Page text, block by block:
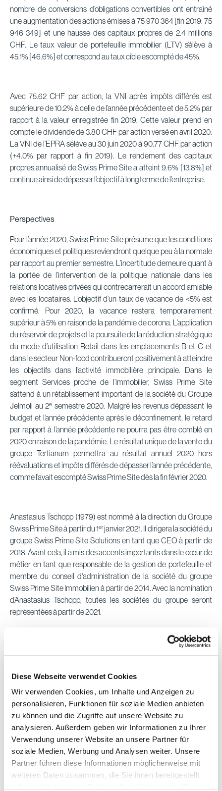
Diese Webseite verwendet Cookies
Wir verwenden Cookies, um Inhalte und Anzeigen zu
personalisieren, Funktionen für soziale Medien anbieten
zu können und die Zugriffe auf unsere Website zu
analysieren. Außerdem geben wir Informationen zu Ihrer
Verwendung unserer Website an unsere Partner für
soziale Medien, Werbung und Analysen weiter. Unsere
Partner führen diese Informationen möglicherweise mit
weiteren Daten zusammen, die Sie ihnen bereitgestellt
nombre de conversions d’obligations convertibles ont entraîné
une augmentation des actions émises à 75 970 364 [fin 2019: 75
946 349] et une hausse des capitaux propres de 2.4 millions
CHF. Le taux valeur de portefeuille immobilier (LTV) s’élève à
45.1% [46.6%] et correspond au taux cible escompté de 45%.
Avec 75.62 CHF par action, la VNI après impôts différés est
supérieure de 10.2% à celle de l’année précédente et de 5.2% par
rapport à la valeur enregistrée fin 2019. Cette valeur prend en
compte le dividende de 3.80 CHF par action versé en avril 2020.
La VNI de l’EPRA s’élève au 30 juin 2020 à 90.77 CHF par action
(+4.0% par rapport à fin 2019). Le rendement des capitaux
propres annualisé de Swiss Prime Site a atteint 9.6% [13.8%] et
continue ainsi de dépasser l’objectif à long terme de l’entreprise.
Perspectives
Pour l’année 2020, Swiss Prime Site présume que les conditions
économiques et politiques reviendront quelque peu à la normale
par rapport au premier semestre. L’incertitude demeure quant à
la portée de l’intervention de la politique nationale dans les
relations locatives privées qui contrecarrerait un accord amiable
avec les locataires. L’objectif d’un taux de vacance de <5% est
confirmé. Pour 2020, la vacance restera temporairement
supérieur à 5% en raison de la pandémie de corona. L’application
du réservoir de projets et la poursuite de la réduction stratégique
du mode d’utilisation Retail dans les emplacements B et C et
dans le secteur Non-food contribueront positivement à atteindre
les objectifs dans l’activité immobilière principale. Dans le
segment Services proche de l’immobilier, Swiss Prime Site
s’attend à un rétablissement important de la société du Groupe
Jelmoli au 2e semestre 2020. Malgré les revenus dépassant le
budget et l’année précédente après le déconfinement, le retard
par rapport à l’année précédente ne pourra pas être comblé en
2020 en raison de la pandémie. Le résultat unique de la vente du
groupe Tertianum permettra au résultat annuel 2020 hors
réévaluations et impôts différés de dépasser l’année précédente,
comme l’avait escompté Swiss Prime Site dès la fin février 2020.
Anastasius Tschopp (1979) est nommé à la direction du Groupe
Swiss Prime Site à partir du 1erjanvier 2021. Il dirigera la société du
groupe Swiss Prime Site Solutions en tant que CEO à partir de
2018. Avant cela, il a mis des accents importants dans le cœur de
métier en tant que responsable de la gestion de portefeuille et
membre du conseil d'administration de la société du groupe
Swiss Prime Site Immobilien à partir de 2014. Avec la nomination
d’Anastasius Tschopp, toutes les sociétés du groupe seront
représentées à partir de 2021.
Présentation (PDF)
Liens web: Rapport semestriel|Présentation|Webcast
Pour toute question, veuillez vous adresser à: